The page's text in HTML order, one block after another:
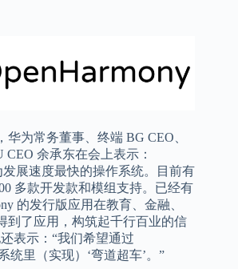
为常务董事、终端 BG CEO、
余承东在会上表示：
展速度最快的操作系统。
目前有
多款开发款和模组支持。已经有
的发行版应用在教育、金融、
到了应用，构筑起千行百业的信
表示： “我们希望通过
统里（实现）‘弯道超车’。”